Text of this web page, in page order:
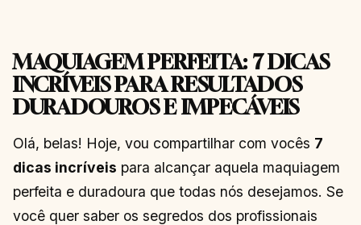
MAQUIAGEM PERFEITA: 7 DICAS
INCRÍVEIS PARA RESULTADOS
DURADOUROS E IMPECÁVEIS
Olá, belas! Hoje, vou compartilhar com vocês 7
dicas incríveis para alcançar aquela maquiagem
perfeita e duradoura que todas nós desejamos. Se
você quer saber os segredos dos profissionais